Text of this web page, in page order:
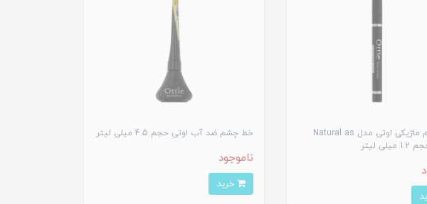
خط چشم ماژیکی اوتی مدل Natural as
خط چشم ضد آب اوتی حجم 4.5 میلی لیتر
ناموجود
خرید